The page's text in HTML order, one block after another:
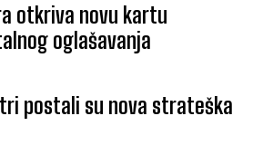
otkriva novu kartu
oglašavanja
postali su nova strateška